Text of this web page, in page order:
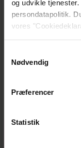
og udvikle
persondatapolitik.
vores
Vi anvender egne
generere statistik
Nødvendig
Præferencer
Statistik
Janni Ree